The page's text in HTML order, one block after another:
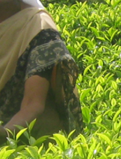
சிறப்புத் திட்டம்
கிராம தொழில்
முனைவோர்
மஹிலா கிசான்
சசக்திகரன்